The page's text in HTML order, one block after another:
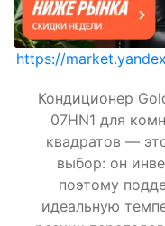
https://
Кондиционер
07HN1 для
квадратов —
выбор: он
поэтому
идеальную